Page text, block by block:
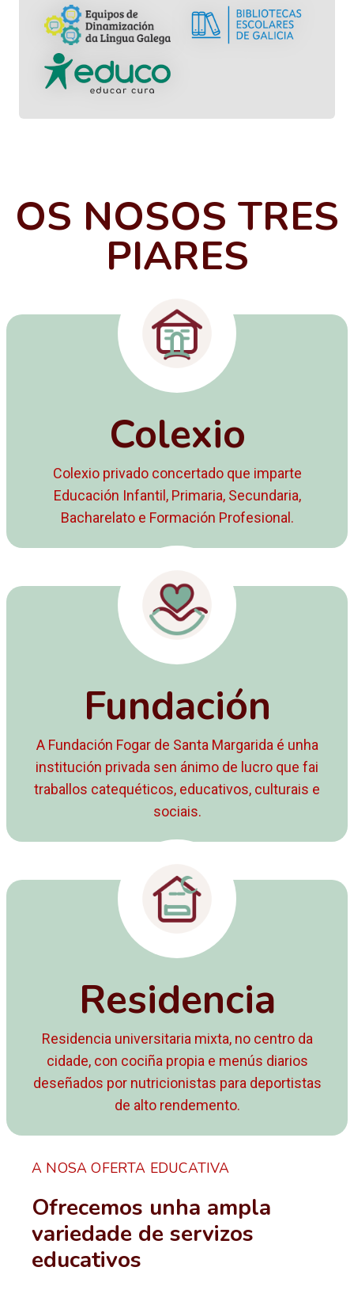
OS NOSOS TRES
PIARES
Colexio
Colexio privado concertado que imparte
Educación Infantil, Primaria, Secundaria,
Bacharelato e Formación Profesional.
Fundación
A Fundación Fogar de Santa Margarida é unha
institución privada sen ánimo de lucro que fai
traballos catequéticos, educativos, culturais e
sociais.
Residencia
Residencia universitaria mixta, no centro da
cidade, con cociña propia e menús diarios
deseñados por nutricionistas para deportistas
de alto rendemento.
A NOSA OFERTA EDUCATIVA
Ofrecemos unha ampla
variedade de servizos
educativos